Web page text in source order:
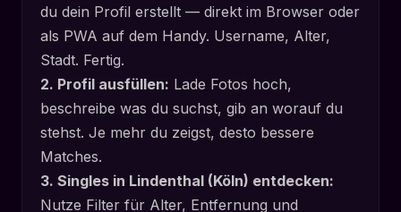
du dein Profil erstellt — direkt im Browser oder
als PWA auf dem Handy. Username, Alter,
Stadt. Fertig.
2. Profil ausfüllen: Lade Fotos hoch,
beschreibe was du suchst, gib an worauf du
stehst. Je mehr du zeigst, desto bessere
Matches.
3. Singles in Lindenthal (Köln) entdecken:
Nutze Filter für Alter, Entfernung und